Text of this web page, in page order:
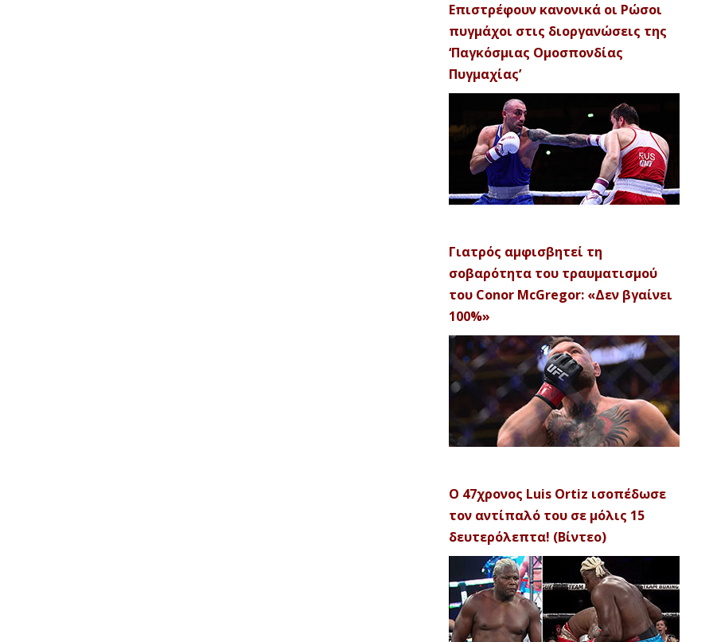
Επιστρέφουν κανονικά οι Ρώσοι
πυγμάχοι στις διοργανώσεις της
‘Παγκόσμιας Ομοσπονδίας
Πυγμαχίας’
Γιατρός αμφισβητεί τη
σοβαρότητα του τραυματισμού
του Conor McGregor: «Δεν βγαίνει
100%»
Ο 47χρονος Luis Ortiz ισοπέδωσε
τον αντίπαλό του σε μόλις 15
δευτερόλεπτα! (Βίντεο)